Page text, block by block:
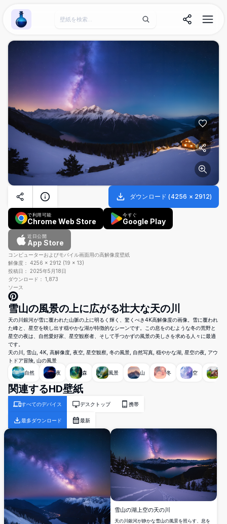
Wallpaper Alchemy
ダウンロード (4256 × 2912)
で利用可能
Chrome Web Store
今すぐ
Google Play
近日公開
App Store
コンピューターおよびモバイル画面用の高解像度壁紙
解像度： 4256 × 2912 (19 × 13)
投稿日： 2025年5月18日
ダウンロード： 1,873
ソース
雪山の風景の上に広がる壮大な天の川
天の川銀河が雪に覆われた山脈の上に明るく輝く、驚くべき4K高解像度の画像。雪に覆われ
た峰と、星空を映し出す穏やかな湖が特徴的なシーンです。この息をのむような冬の荒野と
星空の夜は、自然愛好家、星空観察者、そして手つかずの風景の美しさを求める人々に最適
です。
天の川, 雪山, 4K, 高解像度, 夜空, 星空観察, 冬の風景, 自然写真, 穏やかな湖, 星空の夜, アウ
トドア冒険, 山の風景
自然
夜 森 風景 山 冬 空
関連するHD壁紙
すべてのデバイス デスクトップ 携帯
最多ダウンロード 最新
雪山の湖上空の天の川
天の川銀河が静かな雪山の風景を照らす、息を